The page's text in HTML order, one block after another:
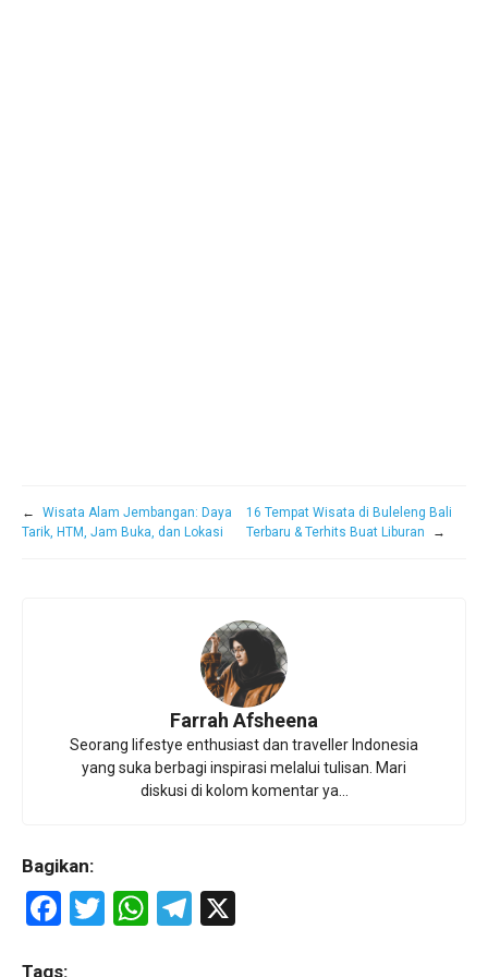
←
Wisata Alam Jembangan: Daya
Tarik, HTM, Jam Buka, dan Lokasi
16 Tempat Wisata di Buleleng Bali
Terbaru & Terhits Buat Liburan
→
Farrah Afsheena
Seorang lifestye enthusiast dan traveller Indonesia
yang suka berbagi inspirasi melalui tulisan. Mari
diskusi di kolom komentar ya...
Bagikan:
F
T
W T
Tags: